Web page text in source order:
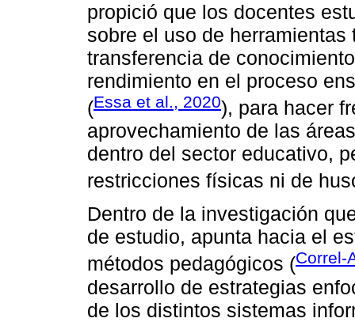
propició que los docentes
sobre el uso de
transferencia de
rendimiento en el proceso
(Essa et al., 2020), para hacer
aprovechamiento de las
dentro del sector educativo,
restricciones físicas ni de
Dentro de la investigación
de estudio, apunta hacia el
métodos pedagógicos (Correl-
desarrollo de estrategias
de los distintos sistemas